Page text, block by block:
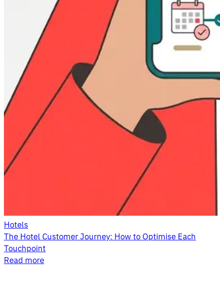
Hotels
The Hotel Customer Journey: How to Optimise Each
Touchpoint
Read more